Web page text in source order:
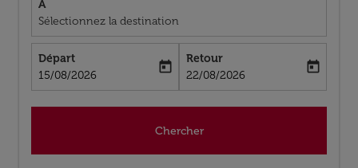
À
Sélectionnez la destination
Départ
fc-booking-departure-date-aria-label
15/08/2026
today
Retour
fc-booking-return-date-aria-label
22/08/2026
today
Chercher